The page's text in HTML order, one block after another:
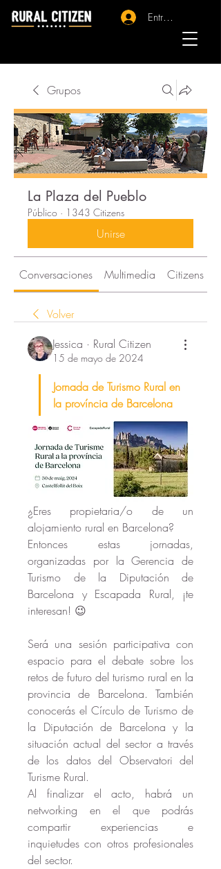
Entrar - Registro
Grupos
La Plaza del Pueblo
Público · 1343 Citizens
Unirse
Conversaciones Multimedia Citizens
Volver
Jessica · Rural Citizen
15 de mayo de 2024
Jornada de Turismo Rural en
la província de Barcelona
¿Eres propietaria/o de un
alojamiento rural en Barcelona?
Entonces estas jornadas,
organizadas por la Gerencia de
Turismo de la Diputación de
Barcelona y Escapada Rural, ¡te
interesan! 😉
Será una sesión participativa con
espacio para el debate sobre los
retos de futuro del turismo rural en la
provincia de Barcelona. También
conocerás el Círculo de Turismo de
la Diputación de Barcelona y la
situación actual del sector a través
de los datos del Observatori del
Turisme Rural.
Al finalizar el acto, habrá un
networking en el que podrás
compartir experiencias e
inquietudes con otros profesionales
del sector.